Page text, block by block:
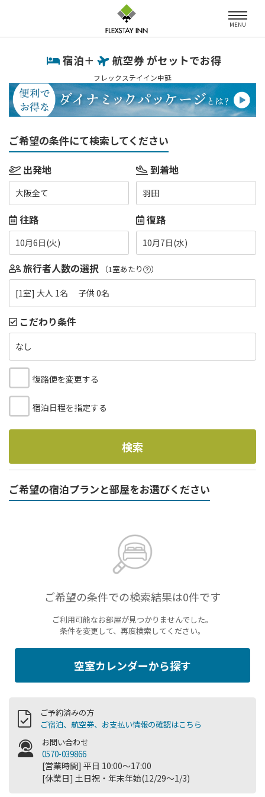
MENU
宿泊＋ 航空券 がセットでお得
フレックステイイン中延
ご希望の条件にて検索してください
出発地
大阪全て
到着地
羽田
往路
10月6日(火)
復路
10月7日(水)
旅行者人数の選択 （1室あたり ）
[1室] 大人 1名 子供 0名
こだわり条件
なし
復路便を変更する
宿泊日程を指定する
検索
ご希望の宿泊プランと部屋をお選びください
ご希望の条件での検索結果は0件です
ご利用可能なお部屋が見つかりませんでした。
条件を変更して、再度検索してください。
空室カレンダーから探す
ご予約済みの方
ご宿泊、航空券、お支払い情報の確認はこちら
お問い合わせ
0570-039866
[営業時間] 平日 10:00～17:00
[休業日] 土日祝・年末年始(12/29～1/3)